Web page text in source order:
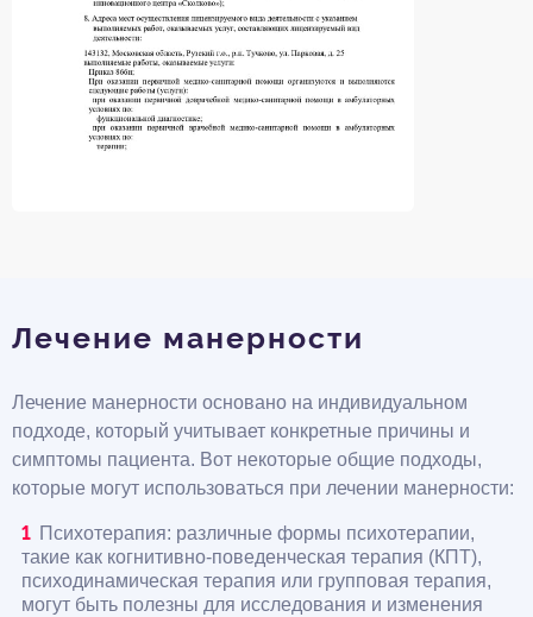
Лечение манерности
Лечение манерности основано на индивидуальном
подходе, который учитывает конкретные причины и
симптомы пациента. Вот некоторые общие подходы,
которые могут использоваться при лечении манерности:
Психотерапия: различные формы психотерапии,
такие как когнитивно-поведенческая терапия (КПТ),
психодинамическая терапия или групповая терапия,
могут быть полезны для исследования и изменения